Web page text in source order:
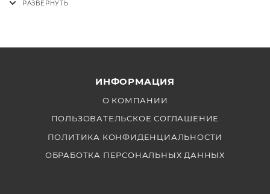
ИНФОРМАЦИЯ
О КОМПАНИИ
ПОЛЬЗОВАТЕЛЬСКОЕ СОГЛАШЕНИЕ
ПОЛИТИКА КОНФИДЕНЦИАЛЬНОСТИ
ОБРАБОТКА ПЕРСОНАЛЬНЫХ ДАННЫХ